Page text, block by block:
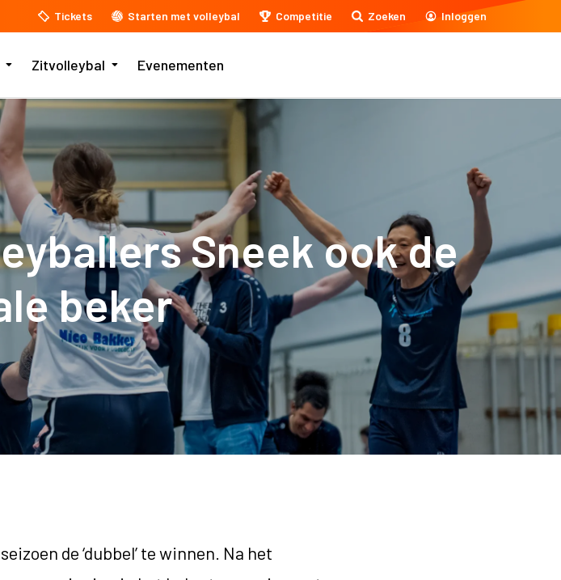
Tickets Starten met volleybal Competitie Zoeken Inloggen
Zitvolleybal Evenementen
Sneek ook de
beker
de ‘dubbel’ te winnen. Na het